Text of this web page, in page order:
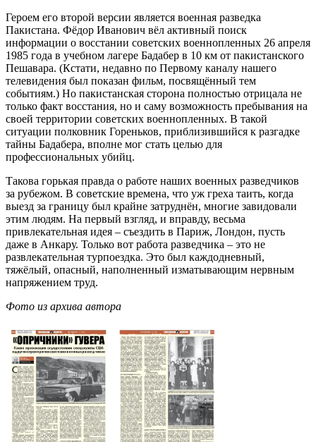
Героем его второй версии является военная разведка
Пакистана. Фёдор Иванович вёл активный поиск
информации о восстании советских военнопленных 26 апреля
1985 года в учебном лагере Бадабер в 10 км от пакистанского
Пешавара. (Кстати, недавно по Первому каналу нашего
телевидения был показан фильм, посвящённый тем
событиям.) Но пакистанская сторона полностью отрицала не
только факт восстания, но и саму возможность пребывания на
своей территории советских военнопленных. В такой
ситуации полковник Гореньков, приблизившийся к разгадке
тайны Бадабера, вполне мог стать целью для
профессиональных убийц.
Такова горькая правда о работе наших военных разведчиков
за рубежом. В советские времена, что уж греха таить, когда
выезд за границу был крайне затруднён, многие завидовали
этим людям. На первый взгляд, и вправду, весьма
привлекательная идея – съездить в Париж, Лондон, пусть
даже в Анкару. Только вот работа разведчика – это не
развлекательная турпоездка. Это был каждодневный,
тяжёлый, опасный, наполненный изматывающим нервным
напряжением труд.
Фото из архива автора